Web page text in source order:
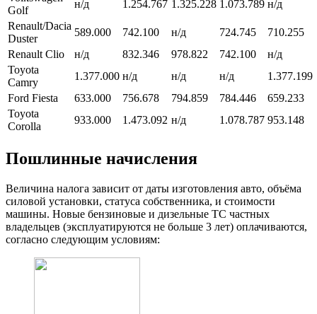
Golf
н/д 1.254.767 1.325.228 1.073.789 н/д
Renault/Dacia
Duster
589.000 742.100 н/д 724.745
710.255
Renault Clio
н/д 832.346 978.822 742.100
н/д
Toyota
Camry
1.377.000 н/д н/д н/д
1.377.199
Ford Fiesta
633.000 756.678 794.859 784.446
659.233
Toyota
Corolla
933.000 1.473.092 н/д 1.078.787 953.148
Пошлинные начисления
Величина налога зависит от даты изготовления авто, объёма
силовой установки, статуса собственника, и стоимости
машины. Новые бензиновые и дизельные ТС частных
владельцев (эксплуатируются не больше 3 лет) оплачиваются,
согласно следующим условиям: